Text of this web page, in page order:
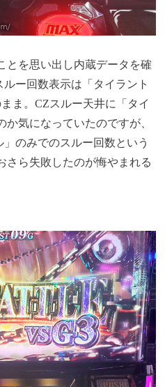
とを思い出し内蔵データを確
ー回数表示は「タイラント
ま。CZスルー天井に「タイ
気になっていたのですが、
のみでのスルー回数という
さら失敗したのが悔やまれる